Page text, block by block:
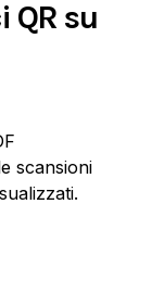
QR su
scansioni